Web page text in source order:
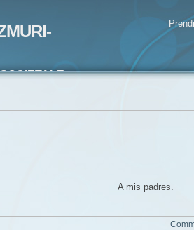
A mis